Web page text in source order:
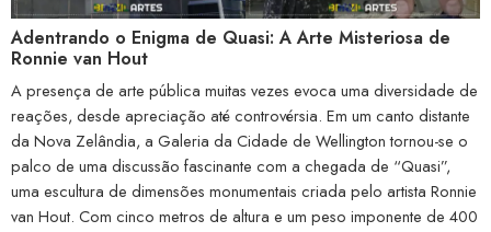
Adentrando o Enigma de Quasi: A Arte Misteriosa de
Ronnie van Hout
A presença de arte pública muitas vezes evoca uma diversidade de
reações, desde apreciação até controvérsia. Em um canto distante
da Nova Zelândia, a Galeria da Cidade de Wellington tornou-se o
palco de uma discussão fascinante com a chegada de “Quasi”,
uma escultura de dimensões monumentais criada pelo artista Ronnie
van Hout. Com cinco metros de altura e um peso imponente de 400